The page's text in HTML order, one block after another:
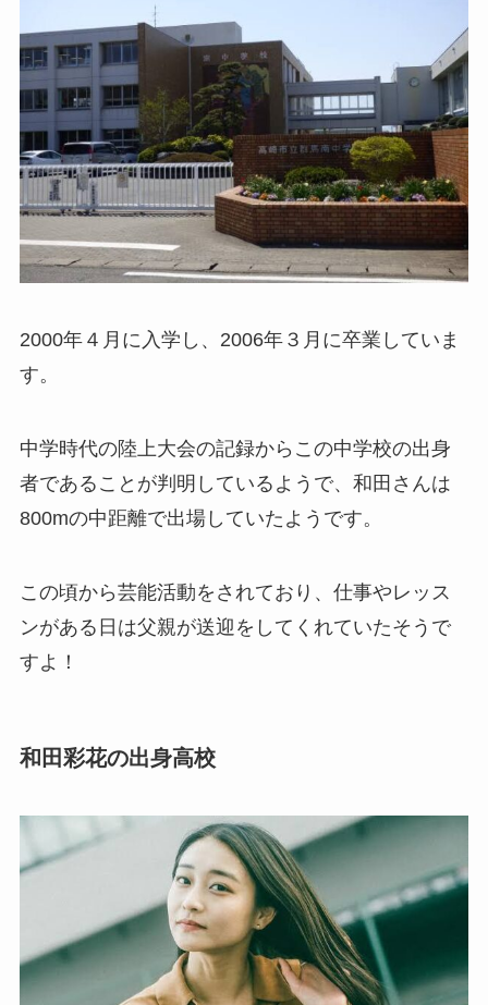
2000年４月に入学し、2006年３月に卒業していま
す。
中学時代の陸上大会の記録からこの中学校の出身
者であることが判明しているようで、和田さんは
800mの中距離で出場していたようです。
この頃から芸能活動をされており、仕事やレッス
ンがある日は父親が送迎をしてくれていたそうで
すよ！
和田彩花の出身高校